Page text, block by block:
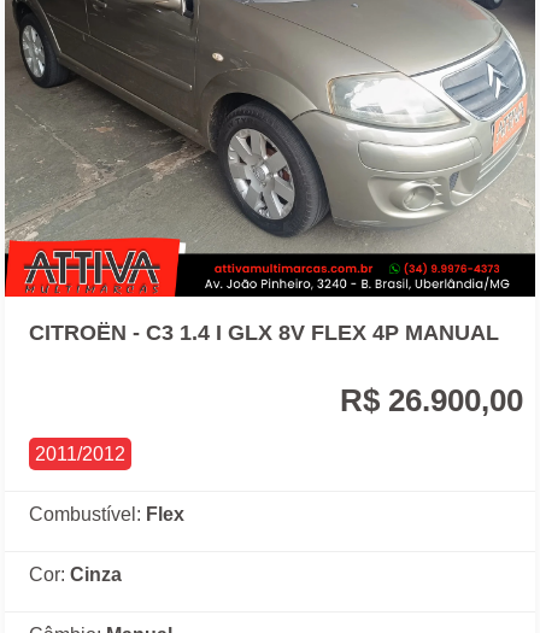
CITROËN - C3 1.4 I GLX 8V FLEX 4P MANUAL
R$ 26.900,00
2011/2012
Combustível: Flex
Cor:Cinza